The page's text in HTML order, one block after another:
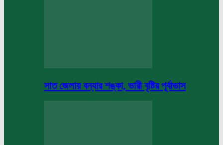
সাত জেলায় বন্যার শঙ্কা, ভারী বৃষ্টির পূর্বাভাস